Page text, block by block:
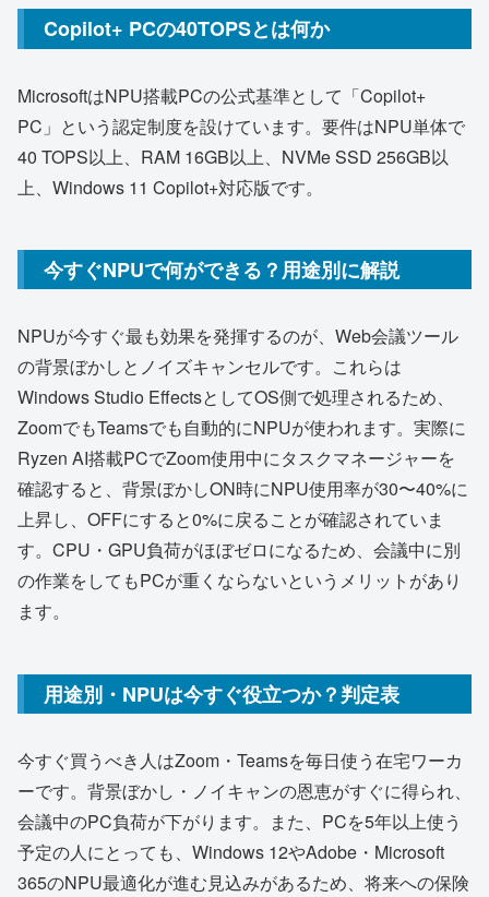
Copilot+ PCの40TOPSとは何か
MicrosoftはNPU搭載PCの公式基準として「Copilot+
PC」という認定制度を設けています。要件はNPU単体で
40 TOPS以上、RAM 16GB以上、NVMe SSD 256GB以
上、Windows 11 Copilot+対応版です。
今すぐNPUで何ができる？用途別に解説
NPUが今すぐ最も効果を発揮するのが、Web会議ツール
の背景ぼかしとノイズキャンセルです。これらは
Windows Studio EffectsとしてOS側で処理されるため、
ZoomでもTeamsでも自動的にNPUが使われます。実際に
Ryzen AI搭載PCでZoom使用中にタスクマネージャーを
確認すると、背景ぼかしON時にNPU使用率が30〜40%に
上昇し、OFFにすると0%に戻ることが確認されていま
す。CPU・GPU負荷がほぼゼロになるため、会議中に別
の作業をしてもPCが重くならないというメリットがあり
ます。
用途別・NPUは今すぐ役立つか？判定表
今すぐ買うべき人はZoom・Teamsを毎日使う在宅ワーカ
ーです。背景ぼかし・ノイキャンの恩恵がすぐに得られ、
会議中のPC負荷が下がります。また、PCを5年以上使う
予定の人にとっても、Windows 12やAdobe・Microsoft
365のNPU最適化が進む見込みがあるため、将来への保険